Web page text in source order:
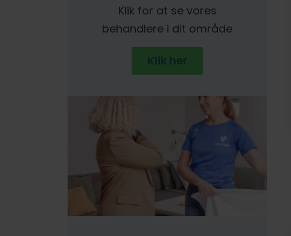
Klik for at se vores
behandlere i dit område
Klik her